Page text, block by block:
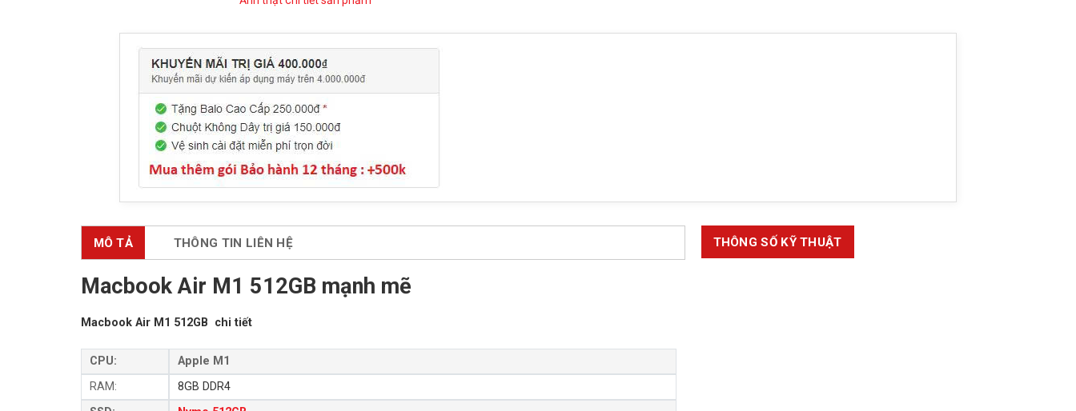
MÔ TẢ THÔNG TIN LIÊN HỆ
Macbook Air M1 512GB mạnh mẽ
Macbook Air M1 512GB chi tiết
CPU:
Apple M1
RAM:
8GB DDR4
THÔNG SỐ KỸ THUẬT